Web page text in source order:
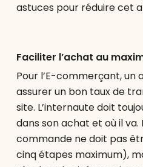
astuces pour réduire cet
Faciliter l’achat au
Pour l’E-commerçant, un
assurer un bon taux de
site. L’internaute doit
dans son achat et où il va.
commande ne doit pas
cinq étapes maximum),